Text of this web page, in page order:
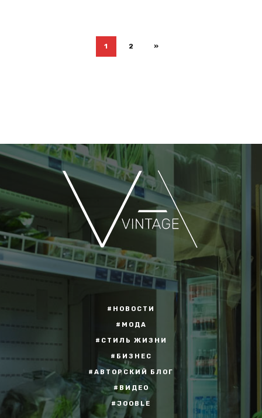
1 2 »
#НОВОСТИ
#МОДА
#СТИЛЬ ЖИЗНИ
#БИЗНЕС
#АВТОРСКИЙ БЛОГ
#ВИДЕО
#JOOBLE